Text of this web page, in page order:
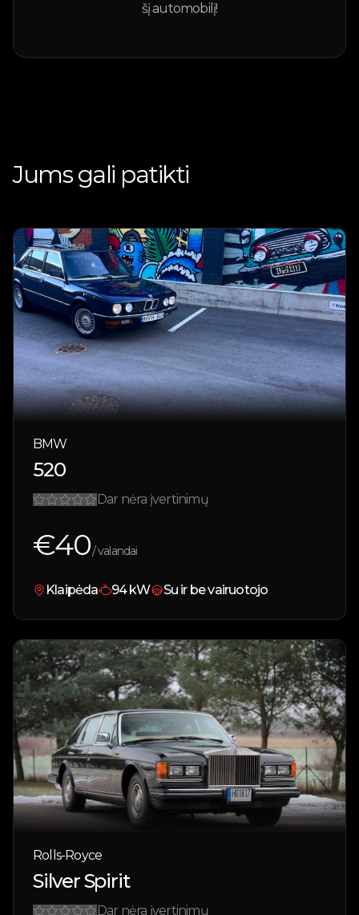
šį automobilį!
Jums gali patikti
BMW
520
Dar nėra įvertinimų
€40/ valandai
Klaipėda 94 kW Su ir be vairuotojo
Rolls-Royce
Silver Spirit
Dar nėra įvertinimų